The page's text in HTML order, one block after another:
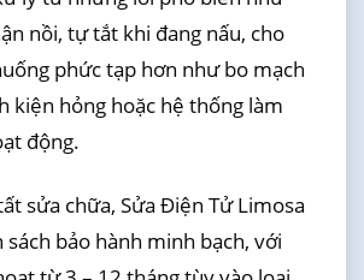
nồi, tự tắt khi đang nấu, cho
phức tạp hơn như bo mạch
kiện hỏng hoặc hệ thống làm
động.
sửa chữa, Sửa Điện Tử Limosa
sách bảo hành minh bạch, với